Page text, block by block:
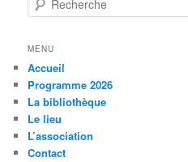
e
h
r
c
h
e
MENU
Accueil
Programme 2026
La bibliothèque
Le lieu
L’association
Contact